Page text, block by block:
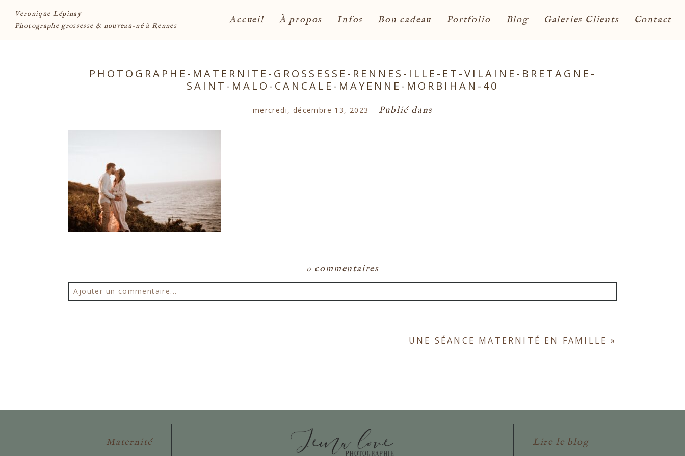
Veronique Lépinay
Photographe grossesse & nouveau-né à Rennes
Accueil À propos Infos Bon cadeau Portfolio Blog Galeries Clients Contact
PHOTOGRAPHE-MATERNITE-GROSSESSE-RENNES-ILLE-ET-VILAINE-BRETAGNE-
SAINT-MALO-CANCALE-MAYENNE-MORBIHAN-40
mercredi, décembre 13, 2023 Publié dans
0 commentaires
Ajouter un commentaire...
UNE SÉANCE MATERNITÉ EN FAMILLE »
Maternité Lire le blog